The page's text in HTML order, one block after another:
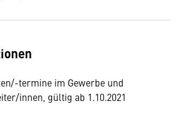
termine im Gewerbe und
innen, gültig ab 1.10.2021